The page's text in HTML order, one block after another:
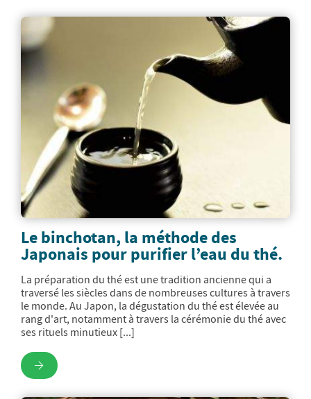
Le binchotan, la méthode des
Japonais pour purifier l’eau du thé.
La préparation du thé est une tradition ancienne qui a
traversé les siècles dans de nombreuses cultures à travers
le monde. Au Japon, la dégustation du thé est élevée au
rang d'art, notamment à travers la cérémonie du thé avec
ses rituels minutieux [...]